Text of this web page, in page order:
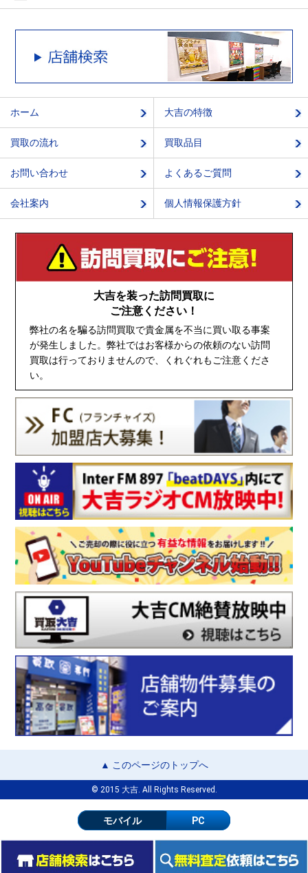
ホーム 大吉の特徴
買取の流れ 買取品目
お問い合わせ よくあるご質問
会社案内 個人情報保護方針
大吉を装った訪問買取に
ご注意ください！
弊社の名を騙る訪問買取で貴金属を不当に買い取る事案
が発生しました。弊社ではお客様からの依頼のない訪問
買取は行っておりませんので、くれぐれもご注意くださ
い。
▲ このページのトップへ
© 2015 大吉. All Rights Reserved.
モバイル PC